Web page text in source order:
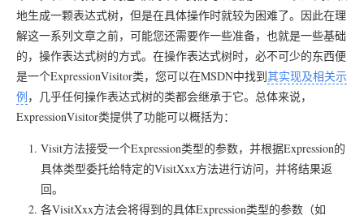
地生成一颗表达式树，但是在具体操作时就较为困难了。因此在理
解这一系列文章之前，可能您还需要作一些准备，也就是一些基础
的，操作表达式树的方式。在操作表达式树时，必不可少的东西便
是一个ExpressionVisitor类，您可以在MSDN中找到其实现及相关示
例，几乎任何操作表达式树的类都会继承于它。总体来说，
ExpressionVisitor类提供了功能可以概括为：
Visit方法接受一个Expression类型的参数，并根据Expression的
具体类型委托给特定的VisitXxx方法进行访问，并将结果返
回。
各VisitXxx方法会将得到的具体Expression类型的参数（如